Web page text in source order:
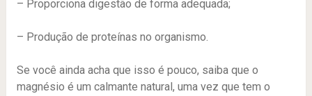
– Proporciona digestão de forma adequada;
– Produção de proteínas no organismo.
Se você ainda acha que isso é pouco, saiba que o
magnésio é um calmante natural, uma vez que tem o